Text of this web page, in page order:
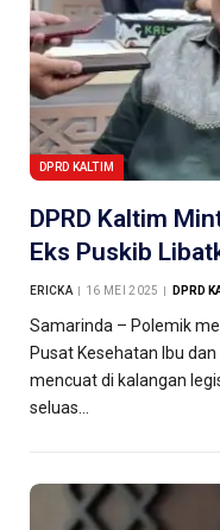
DPRD KALTIM
DPRD Kaltim
Eks Puskib
ERICKA 16 MEI 2025 DPRD
Samarinda – Polemik
Pusat Kesehatan Ibu
mencuat di kalangan
seluas…